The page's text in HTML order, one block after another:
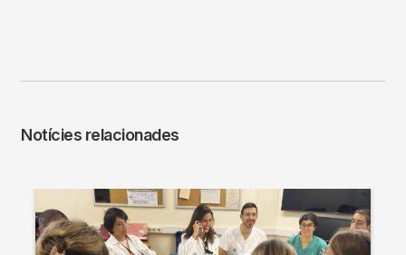
Notícies relacionades